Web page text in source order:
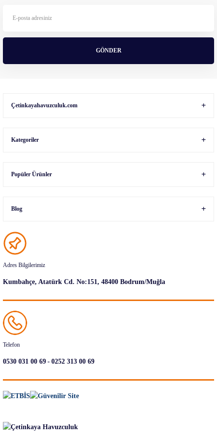
Ürün fiyatı diğer sitelerden daha pahalı.
GÖNDER
Çetinkayahavuzculuk.com
Kategoriler
Popüler Ürünler
Blog
Adres Bilgilerimiz
Kumbahçe, Atatürk Cd. No:151, 48400 Bodrum/Muğla
Telefon
0530 031 00 69-0252 313 00 69